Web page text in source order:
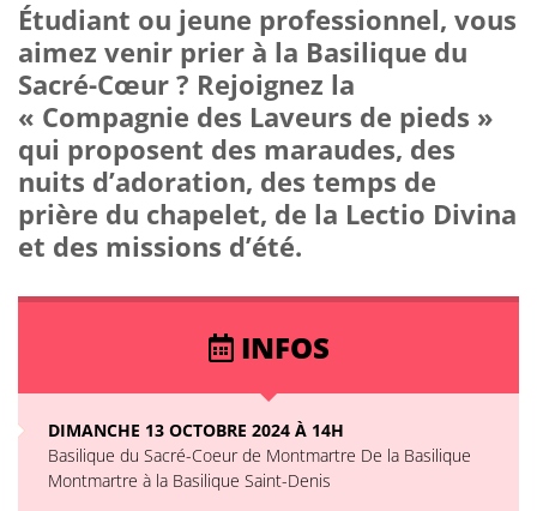
Étudiant ou jeune professionnel, vous
aimez venir prier à la Basilique du
Sacré-Cœur ? Rejoignez la
« Compagnie des Laveurs de pieds »
qui proposent des maraudes, des
nuits d’adoration, des temps de
prière du chapelet, de la Lectio Divina
et des missions d’été.
INFOS
DIMANCHE 13 OCTOBRE 2024 À 14H
Basilique du Sacré-Coeur de Montmartre De la Basilique
Montmartre à la Basilique Saint-Denis